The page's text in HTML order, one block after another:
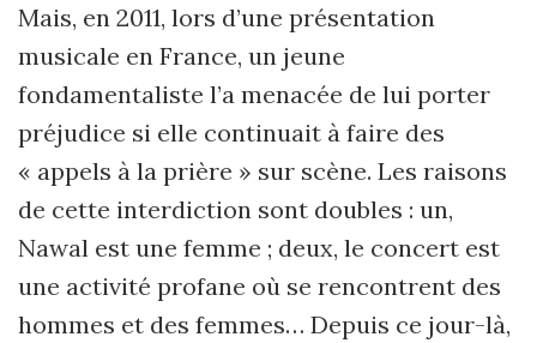
Mais, en 2011, lors d’une présentation
musicale en France, un jeune
fondamentaliste l’a menacée de lui porter
préjudice si elle continuait à faire des
« appels à la prière » sur scène. Les raisons
de cette interdiction sont doubles : un,
Nawal est une femme ; deux, le concert est
une activité profane où se rencontrent des
hommes et des femmes… Depuis ce jour-là,